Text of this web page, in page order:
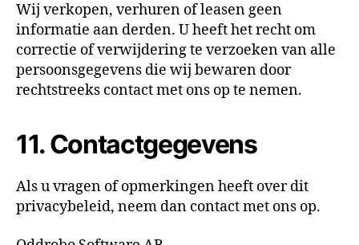
Wij verkopen, verhuren of leasen geen
informatie aan derden. U heeft het recht om
correctie of verwijdering te verzoeken van alle
persoonsgegevens die wij bewaren door
rechtstreeks contact met ons op te nemen.
11. Contactgegevens
Als u vragen of opmerkingen heeft over dit
privacybeleid, neem dan contact met ons op.